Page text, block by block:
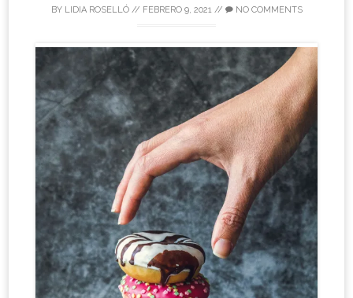
BY LIDIA ROSELLÓ// FEBRERO 9, 2021// NO COMMENTS